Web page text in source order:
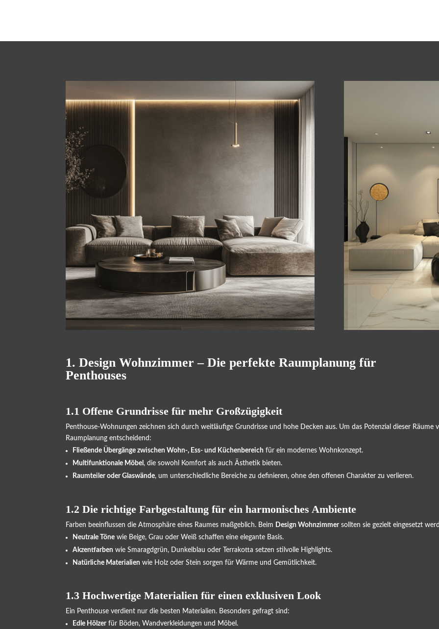
1. Design Wohnzimmer – Die perfekte Raumplanung für
Penthouses
1.1 Offene Grundrisse für mehr Großzügigkeit
Penthouse-Wohnungen zeichnen sich durch weitläufige Grundrisse und hohe Decken aus. Um das Potenzial dieser Räume
Raumplanung entscheidend:
Fließende Übergänge zwischen Wohn-, Ess- und Küchenbereich für ein modernes Wohnkonzept.
Multifunktionale Möbel, die sowohl Komfort als auch Ästhetik bieten.
Raumteiler oder Glaswände, um unterschiedliche Bereiche zu definieren, ohne den offenen Charakter zu verlieren.
1.2 Die richtige Farbgestaltung für ein harmonisches Ambiente
Farben beeinflussen die Atmosphäre eines Raumes maßgeblich. Beim Design Wohnzimmer sollten sie gezielt eingesetzt
Neutrale Töne wie Beige, Grau oder Weiß schaffen eine elegante Basis.
Akzentfarben wie Smaragdgrün, Dunkelblau oder Terrakotta setzen stilvolle Highlights.
Natürliche Materialien wie Holz oder Stein sorgen für Wärme und Gemütlichkeit.
1.3 Hochwertige Materialien für einen exklusiven Look
Ein Penthouse verdient nur die besten Materialien. Besonders gefragt sind:
Edle Hölzer für Böden, Wandverkleidungen und Möbel.